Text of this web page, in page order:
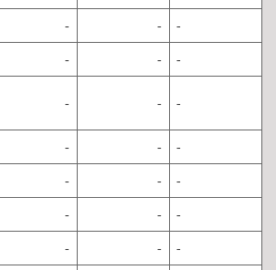
- - -
- - -
- - -
- - -
- - -
- - -
- - -